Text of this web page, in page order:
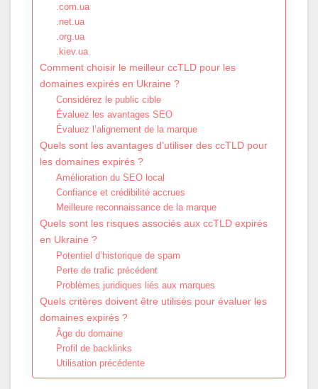
.com.ua
.net.ua
.org.ua
.kiev.ua
Comment choisir le meilleur ccTLD pour les
domaines expirés en Ukraine ?
Considérez le public cible
Évaluez les avantages SEO
Évaluez l’alignement de la marque
Quels sont les avantages d’utiliser des ccTLD pour
les domaines expirés ?
Amélioration du SEO local
Confiance et crédibilité accrues
Meilleure reconnaissance de la marque
Quels sont les risques associés aux ccTLD expirés
en Ukraine ?
Potentiel d’historique de spam
Perte de trafic précédent
Problèmes juridiques liés aux marques
Quels critères doivent être utilisés pour évaluer les
domaines expirés ?
Âge du domaine
Profil de backlinks
Utilisation précédente